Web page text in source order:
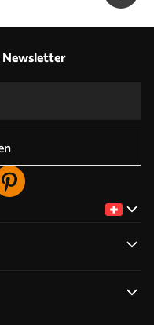
Newsletter